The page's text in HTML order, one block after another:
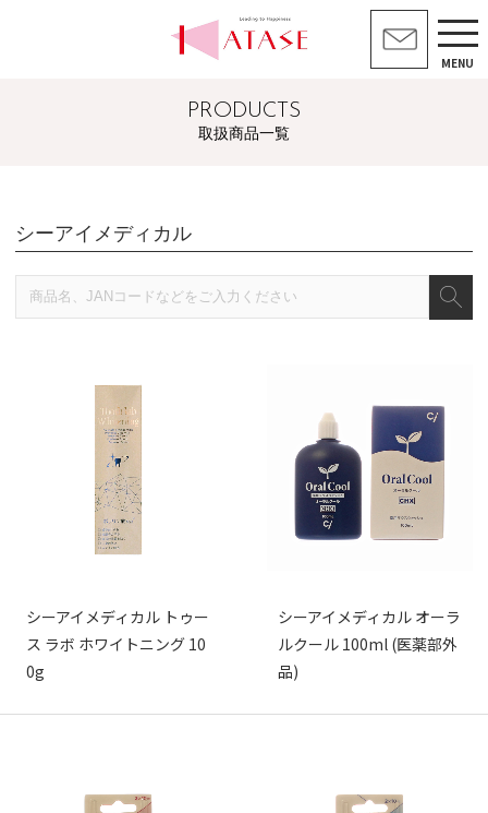
MENU
PRODUCTS
取扱商品一覧
シーアイメディカル
シーアイメディカル トゥー
ス ラボ ホワイトニング 10
0g
シーアイメディカル オーラ
ルクール 100ml (医薬部外
品)